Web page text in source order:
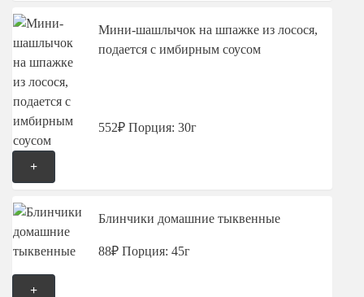
Мини-шашлычок на шпажке из лосося,
подается с имбирным соусом
552₽ Порция: 30г
+
Блинчики домашние тыквенные
88₽ Порция: 45г
+